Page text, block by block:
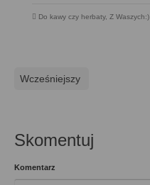
Do kawy czy herbaty, Z Waszych:)
Wcześniejszy
Skomentuj
Komentarz